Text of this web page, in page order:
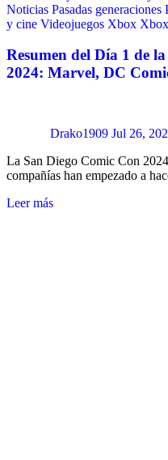
Noticias Pasadas generaciones
y cine Videojuegos Xbox
Resumen del Día 1 de
2024: Marvel, DC
Drako1909 Jul 26,
La San Diego Comic Con
compañías han empezado a
Leer más